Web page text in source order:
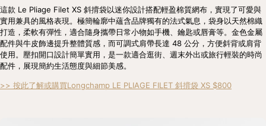
這款 Le Pliage Filet XS 斜揹袋以迷你設計搭配輕盈棉質網布，實現了可愛與
實用兼具的風格表現。極簡輪廓中蘊含品牌獨有的法式氣息，袋身以天然棉織
打造，柔軟有彈性，適合隨身攜帶日常小物如手機、鑰匙或唇膏等。金色金屬
配件與牛皮飾邊提升整體質感，而可調式肩帶長達 48 公分，方便斜背或肩背
使用。壓扣開口設計簡單實用，是一款適合逛街、週末外出或旅行輕裝的時尚
配件，展現簡約生活態度與細節美感。
>> 按此了解或購買Longchamp LE PLIAGE FILET 斜揹袋 XS $800